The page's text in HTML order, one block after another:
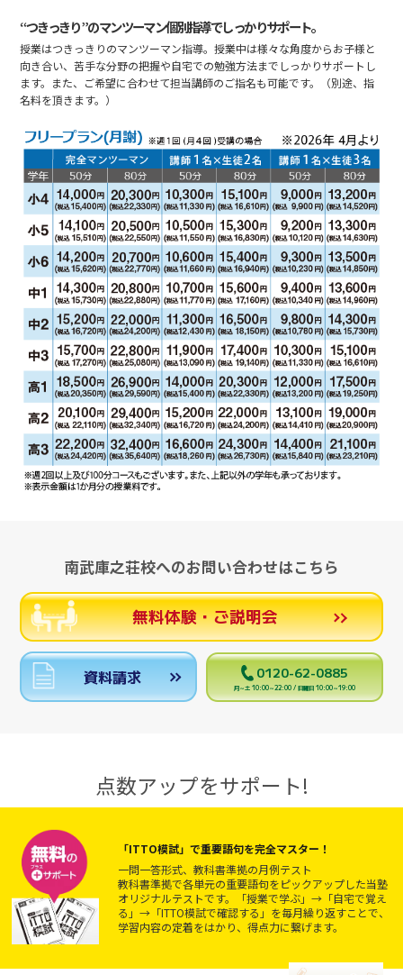
“つきっきり”のマンツーマン個別指導でしっかりサポート。
授業はつきっきりのマンツーマン指導。授業中は様々な角度からお子様と
向き合い、苦手な分野の把握や自宅での勉強方法までしっかりサポートし
ます。また、ご希望に合わせて担当講師のご指名も可能です。（別途、指
名料を頂きます。）
南武庫之荘校へのお問い合わせはこちら
無料体験・ご説明会
資料請求 0120-62-0885
月～土 10:00～22:00 / 日曜日 10:00～19:00
点数アップをサポート!
「ITTO模試」で重要語句を完全マスター！
一問一答形式、教科書準拠の月例テスト
教科書準拠で各単元の重要語句をピックアップした当塾
オリジナルテストです。「授業で学ぶ」→「自宅で覚え
る」→「ITTO模試で確認する」を毎月繰り返すことで、
学習内容の定着をはかり、得点力に繋げます。